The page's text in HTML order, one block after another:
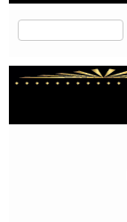
Поиск